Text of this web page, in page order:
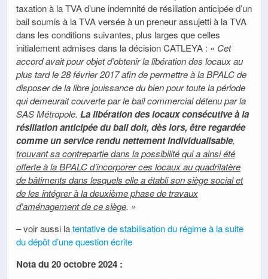
taxation à la TVA d’une indemnité de résiliation anticipée d’un
bail soumis à la TVA versée à un preneur assujetti à la TVA
dans les conditions suivantes, plus larges que celles
initialement admises dans la décision CATLEYA : « Cet
accord avait pour objet d’obtenir la libération des locaux au
plus tard le 28 février 2017 afin de permettre à la BPALC de
disposer de la libre jouissance du bien pour toute la période
qui demeurait couverte par le bail commercial détenu par la
SAS Métropole. La libération des locaux consécutive à la
résiliation anticipée du bail doit, dès lors, être regardée
comme un service rendu nettement individualisable,
trouvant sa contrepartie dans la possibilité qui a ainsi été
offerte à la BPALC d’incorporer ces locaux au quadrilatère
de bâtiments dans lesquels elle a établi son siège social et
de les intégrer à la deuxième phase de travaux
d’aménagement de ce siège. »
– voir aussi latentative de stabilisation du régime à la suite
du dépôt d’une question écrite
Nota du 20 octobre 2024 :